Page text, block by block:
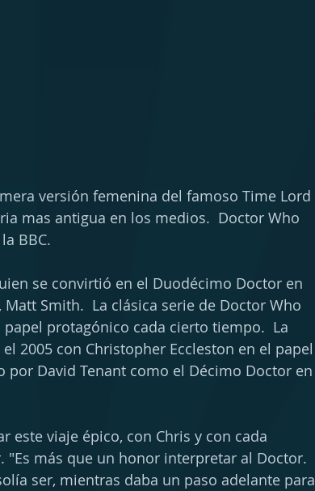
versión femenina del famoso Time Lord
mas antigua en los medios.  Doctor Who
BBC.
se convirtió en el Duodécimo Doctor en
Smith.  La clásica serie de Doctor Who
protagónico cada cierto tiempo.  La
2005 con Christopher Eccleston en el papel
David Tenant como el Décimo Doctor en
este viaje épico, con Chris y con cada
más que un honor interpretar al Doctor.
ser, mientras daba un paso adelante para